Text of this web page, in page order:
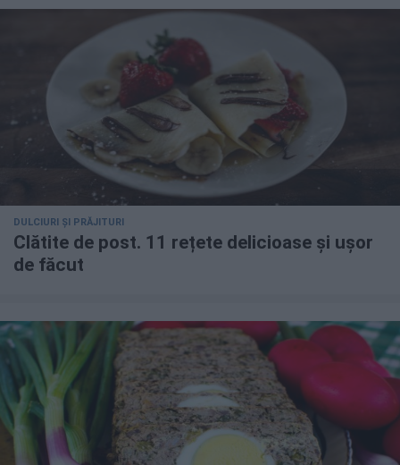
DULCIURI ȘI PRĂJITURI
Clătite de post. 11 rețete delicioase și ușor
de făcut